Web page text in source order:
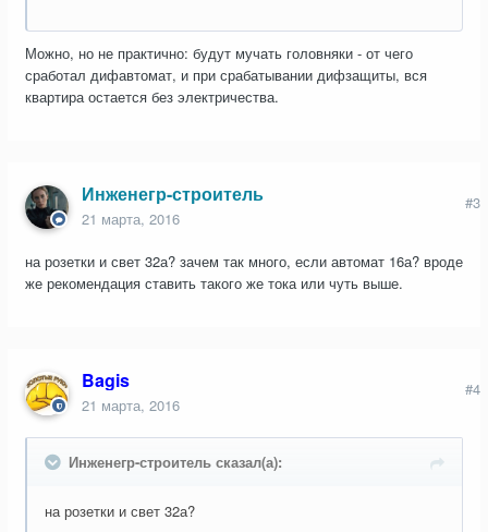
Можно, но не практично: будут мучать головняки - от чего
сработал дифавтомат, и при срабатывании дифзащиты, вся
квартира остается без электричества.
Инженегр-строитель
21 марта, 2016
#3
на розетки и свет 32а? зачем так много, если автомат 16а? вроде
же рекомендация ставить такого же тока или чуть выше.
Bagis
21 марта, 2016
#4
Инженегр-строитель сказал(а):
на розетки и свет 32а?